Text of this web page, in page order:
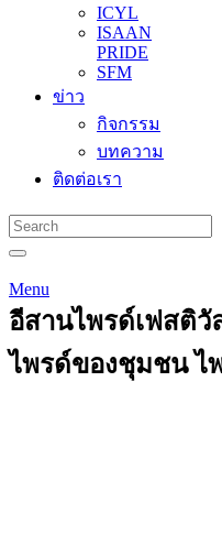
ICYL
ISAAN
PRIDE
SFM
ข่าว
กิจกรรม
บทความ
ติดต่อเรา
Menu
อีสานไพรด์เฟสติวั
ไพรด์ของชุมชน ไ